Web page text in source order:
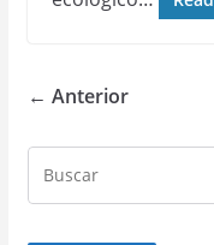
← Anterior